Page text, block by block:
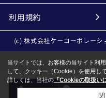
利用規約
(c) 株式会社ケーコーポレー
電話 会員登録
当サイトでは、お客様の当サイト利
して、クッキー（Cookie）を使用し
詳しくは、当社の「Cookieの取扱い